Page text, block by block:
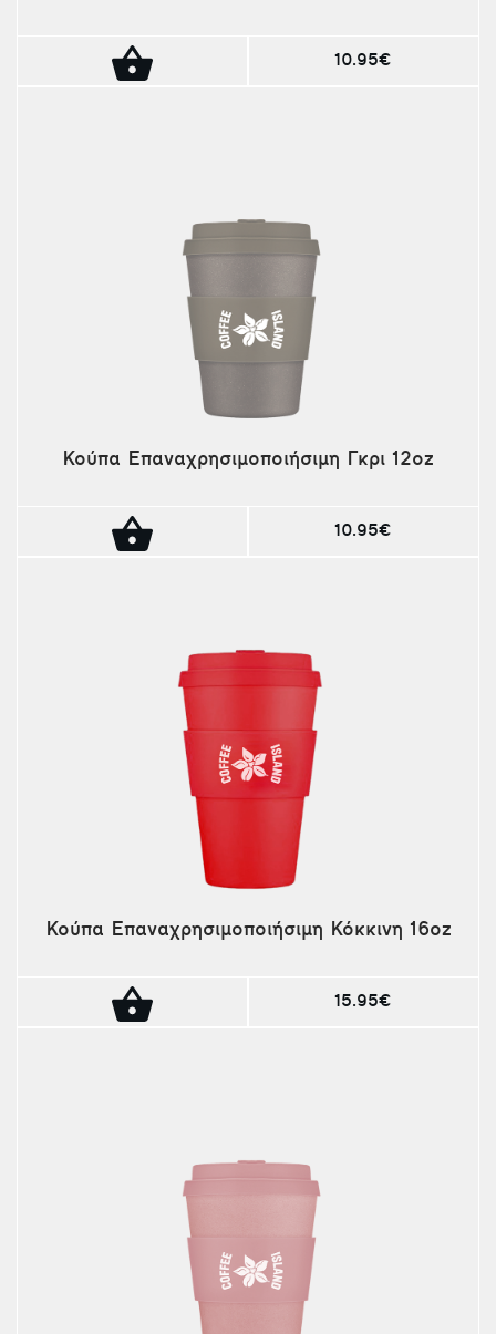
10.95€
Κούπα Επαναχρησιμοποιήσιμη Γκρι 12oz
10.95€
Κούπα Επαναχρησιμοποιήσιμη Κόκκινη 16oz
15.95€